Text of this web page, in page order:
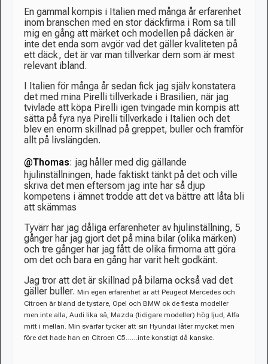
En gammal kompis i Italien med många år erfarenhet
inom branschen med en stor däckfirma i Rom sa till
mig en gång att märket och modellen på däcken är
inte det enda som avgör vad det gäller kvaliteten på
ett däck, det är var man tillverkar dem som är mest
relevant ibland.
I Italien för många år sedan fick jag själv konstatera
det med mina Pirelli tillverkade i Brasilien, när jag
tvivlade att köpa Pirelli igen tvingade min kompis att
sätta på fyra nya Pirelli tillverkade i Italien och det
blev en enorm skillnad på greppet, buller och framför
allt på livslängden.
@Thomas: jag håller med dig gällande
hjulinställningen, hade faktiskt tänkt på det och ville
skriva det men eftersom jag inte har så djup
kompetens i ämnet trodde att det va bättre att låta bli
att skämmas
Tyvärr har jag dåliga erfarenheter av hjulinställning, 5
gånger har jag gjort det på mina bilar (olika märken)
och tre gånger har jag fått de olika firmorna att göra
om det och bara en gång har varit helt godkänt.
Jag tror att det är skillnad på bilarna också vad det
gäller buller. Min egen erfarenhet är att Peugeot Mercedes och
Citroen är bland de tystare, Opel och BMW ok de flesta modeller
men inte alla, Audi lika så, Mazda (tidigare modeller) hög ljud, Alfa
mitt i mellan. Min svärfar tycker att sin Hyundai låter mycket men
före det hade han en Citroen C5……inte konstigt då kanske.